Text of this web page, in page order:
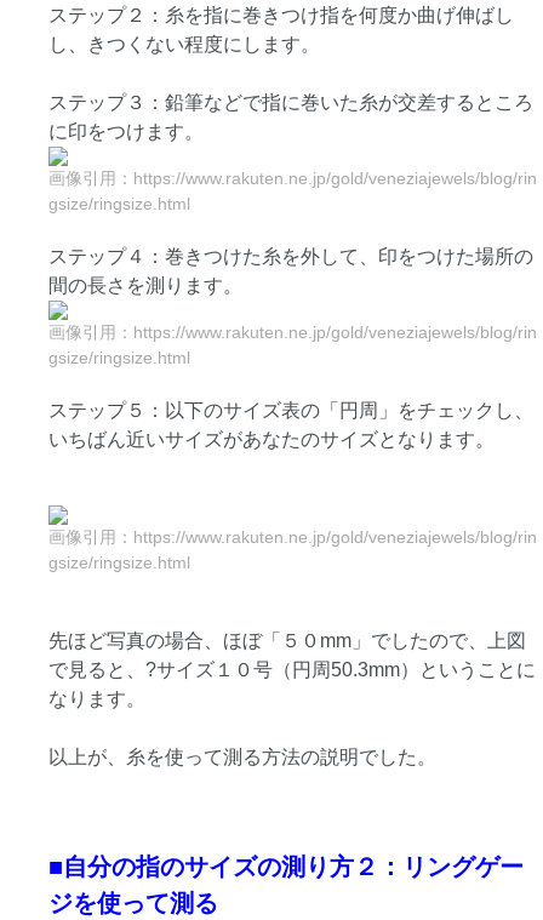
ステップ２：糸を指に巻きつけ指を何度か曲げ伸ばし
し、きつくない程度にします。
ステップ３：鉛筆などで指に巻いた糸が交差するところ
に印をつけます。
画像引用：https://www.rakuten.ne.jp/gold/veneziajewels/blog/rin
gsize/ringsize.html
ステップ４：巻きつけた糸を外して、印をつけた場所の
間の長さを測ります。
画像引用：https://www.rakuten.ne.jp/gold/veneziajewels/blog/rin
gsize/ringsize.html
ステップ５：以下のサイズ表の「円周」をチェックし、
いちばん近いサイズがあなたのサイズとなります。
画像引用：https://www.rakuten.ne.jp/gold/veneziajewels/blog/rin
gsize/ringsize.html
先ほど写真の場合、ほぼ「５０mm」でしたので、上図
で見ると、?サイズ１０号（円周50.3mm）ということに
なります。
以上が、糸を使って測る方法の説明でした。
■自分の指のサイズの測り方２：リングゲー
ジを使って測る